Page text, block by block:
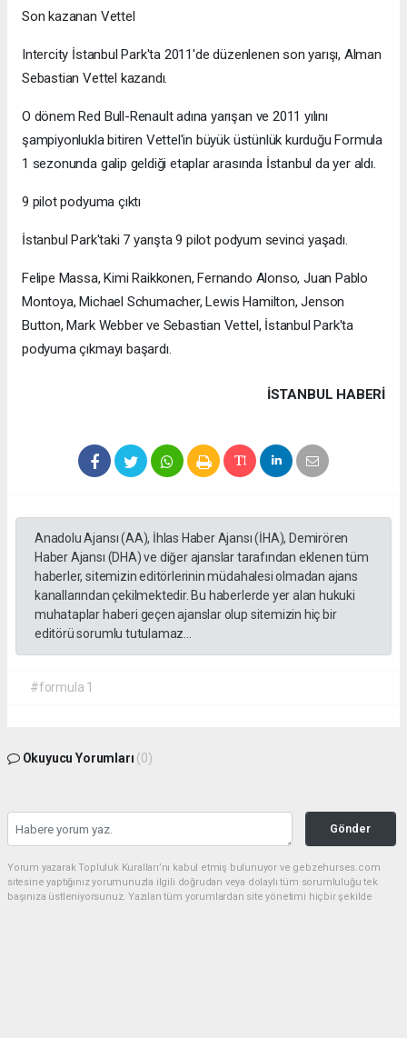
Son kazanan Vettel
Intercity İstanbul Park'ta 2011'de düzenlenen son yarışı, Alman
Sebastian Vettel kazandı.
O dönem Red Bull-Renault adına yarışan ve 2011 yılını
şampiyonlukla bitiren Vettel'in büyük üstünlük kurduğu Formula
1 sezonunda galip geldiği etaplar arasında İstanbul da yer aldı.
9 pilot podyuma çıktı
İstanbul Park'taki 7 yarışta 9 pilot podyum sevinci yaşadı.
Felipe Massa, Kimi Raikkonen, Fernando Alonso, Juan Pablo
Montoya, Michael Schumacher, Lewis Hamilton, Jenson
Button, Mark Webber ve Sebastian Vettel, İstanbul Park'ta
podyuma çıkmayı başardı.
İSTANBUL HABERİ
Anadolu Ajansı (AA), İhlas Haber Ajansı (İHA), Demirören
Haber Ajansı (DHA) ve diğer ajanslar tarafından eklenen tüm
haberler, sitemizin editörlerinin müdahalesi olmadan ajans
kanallarından çekilmektedir. Bu haberlerde yer alan hukuki
muhataplar haberi geçen ajanslar olup sitemizin hiç bir
editörü sorumlu tutulamaz...
#formula 1
Okuyucu Yorumları (0)
Gönder
Yorum yazarak Topluluk Kuralları’nı kabul etmiş bulunuyor ve gebzehurses.com
sitesine yaptığınız yorumunuzla ilgili doğrudan veya dolaylı tüm sorumluluğu tek
başınıza üstleniyorsunuz. Yazılan tüm yorumlardan site yönetimi hiçbir şekilde